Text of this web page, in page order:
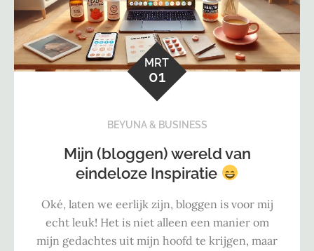
MRT
01
BEYUNA & BUSINESS
Mijn (bloggen) wereld van
eindeloze Inspiratie
Oké, laten we eerlijk zijn, bloggen is voor mij
echt leuk! Het is niet alleen een manier om
mijn gedachtes uit mijn hoofd te krijgen, maar